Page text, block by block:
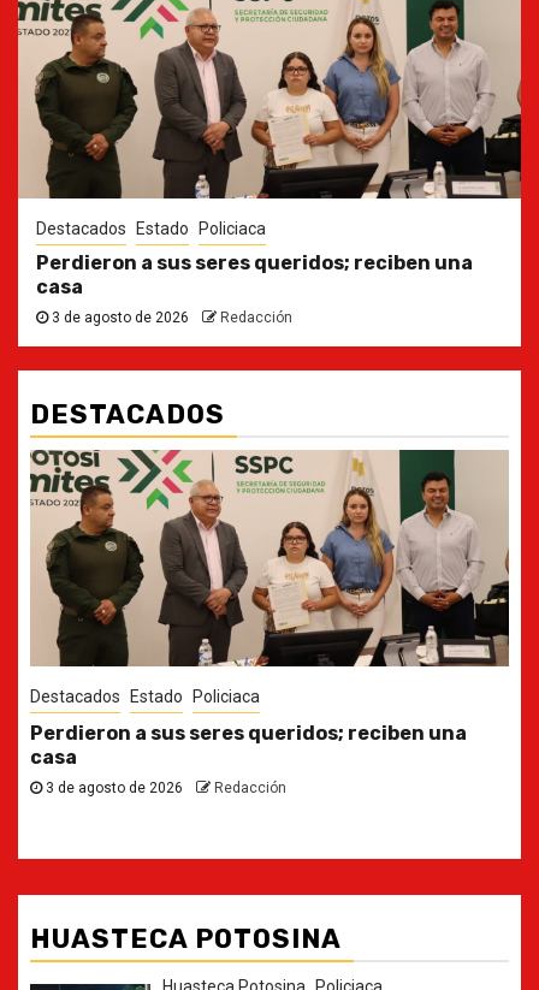
Destacados Estado Policiaca
Perdieron a sus seres queridos; reciben una
casa
3 de agosto de 2026 Redacción
DESTACADOS
Destacados Estado
Ya casi, el quinto informe del Gobernador
30 de julio de 2026
HUASTECA POTOSINA